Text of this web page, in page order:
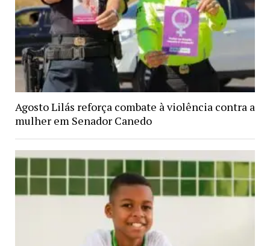
Agosto Lilás reforça combate à violência contra a
mulher em Senador Canedo